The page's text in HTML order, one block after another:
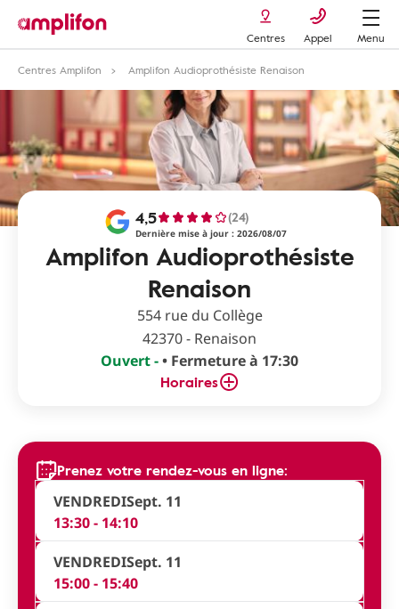
Centres Appel
Menu
Centres Amplifon
Amplifon Audioprothésiste Renaison
Amplifon Audioprothésiste
Renaison
4,5 (24)
Dernière mise à jour : 2026/08/07
554 rue du Collège
42370 - Renaison
Ouvert -• Fermeture à 17:30
Horaires
Prenez votre rendez-vous en ligne:
VENDREDISept. 11
13:30 - 14:10
VENDREDISept. 11
15:00 - 15:40